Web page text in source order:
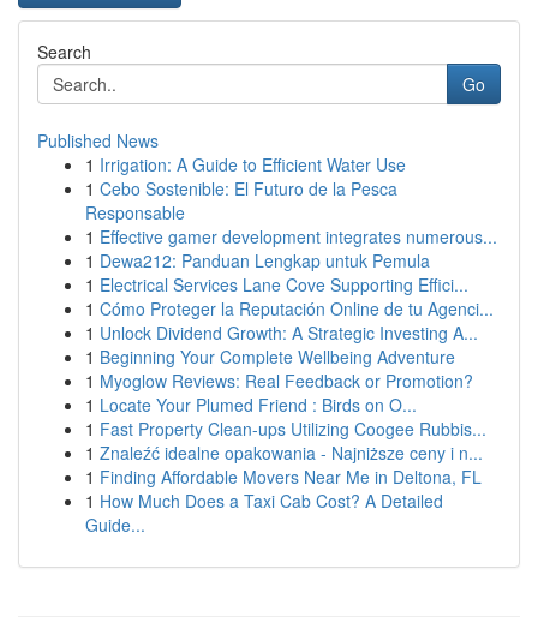
Search
Go
Published News
1 Irrigation: A Guide to Efficient Water Use
1 Cebo Sostenible: El Futuro de la Pesca
Responsable
1 Effective gamer development integrates numerous...
1 Dewa212: Panduan Lengkap untuk Pemula
1 Electrical Services Lane Cove Supporting Effici...
1 Cómo Proteger la Reputación Online de tu Agenci...
1 Unlock Dividend Growth: A Strategic Investing A...
1 Beginning Your Complete Wellbeing Adventure
1 Myoglow Reviews: Real Feedback or Promotion?
1 Locate Your Plumed Friend : Birds on O...
1 Fast Property Clean-ups Utilizing Coogee Rubbis...
1 Znaleźć idealne opakowania - Najniższe ceny i n...
1 Finding Affordable Movers Near Me in Deltona, FL
1 How Much Does a Taxi Cab Cost? A Detailed
Guide...